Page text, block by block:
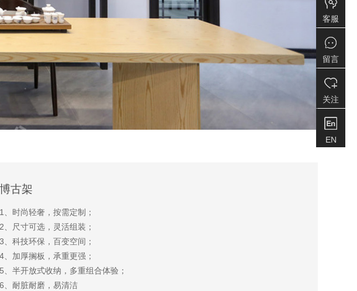
博古架
1、时尚轻奢，按需定制；
2、尺寸可选，灵活组装；
3、科技环保，百变空间；
4、加厚搁板，承重更强；
5、半开放式收纳，多重组合体验；
6、耐脏耐磨，易清洁
客服
留言
关注
EN